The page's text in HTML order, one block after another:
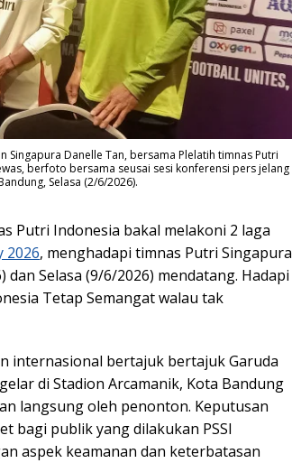
Danelle Tan, bersama Plelatih timnas Putri
berfoto bersama seusai sesi konferensi pers jelang
Selasa (2/6/2026).
Putri Indonesia bakal melakoni 2 laga
2026, menghadapi timnas Putri Singapura
dan Selasa (9/6/2026) mendatang. Hadapi
Tetap Semangat walau tak
internasional bertajuk bertajuk Garuda
di Stadion Arcamanik, Kota Bandung
langsung oleh penonton. Keputusan
bagi publik yang dilakukan PSSI
aspek keamanan dan keterbatasan